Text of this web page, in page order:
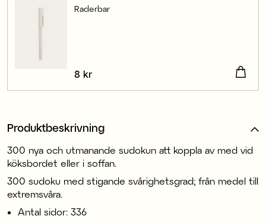
Raderbar
Pris:
8 kr
Produktbeskrivning
300 nya och utmanande sudokun att koppla av med vid
köksbordet eller i soffan.
300 sudoku med stigande svårighetsgrad; från medel till
extremsvåra.
Antal sidor: 336